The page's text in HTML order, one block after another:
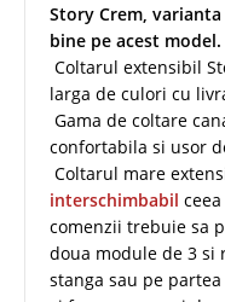
Story Crem,
bine pe acest model.
Coltarul extensibil
larga de culori cu
Gama de coltare
confortabila si usor
Coltarul mare
interschimbabil
comenzii trebuie sa
doua module de 3 si
stanga sau pe